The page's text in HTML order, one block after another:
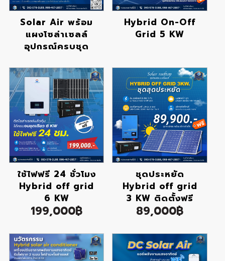
Solar Air พร้อม
แผงโซล่าเซลล์
อุปกรณ์ครบชุด
Hybrid On-Off
Grid 5 KW
ใช้ไฟฟรี 24 ชั่วโมง
Hybrid off grid
6 KW
199,000฿
ชุดประหยัด
Hybrid off grid
3 KW ติดตั้งฟรี
89,000฿